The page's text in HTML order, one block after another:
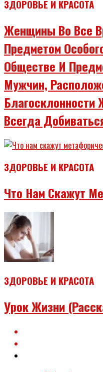
ЗДОРОВЬЕ И КРАСОТА
Женщины Во Все
Предметом
Обществе И
Мужчин,
Всегда
ЗДОРОВЬЕ И КРАСОТА
Что Нам Скажут
ЗДОРОВЬЕ И КРАСОТА
Урок Жизни